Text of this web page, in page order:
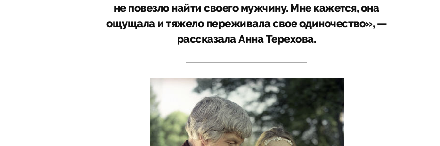
не повезло найти своего мужчину. Мне кажется, она
ощущала и тяжело переживала свое одиночество», —
рассказала Анна Терехова.